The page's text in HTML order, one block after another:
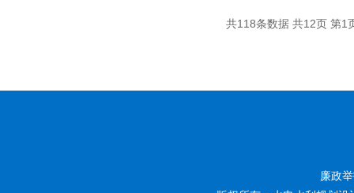
共118条数据 共12页 第1
廉政